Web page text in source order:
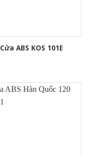
Cửa ABS KOS 101E